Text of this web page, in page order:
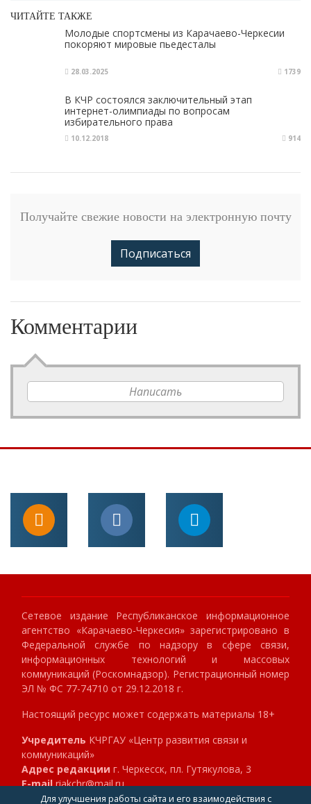
ЧИТАЙТЕ ТАКЖЕ
Молодые спортсмены из Карачаево-Черкесии
покоряют мировые пьедесталы
28.03.2025 1739
В КЧР состоялся заключительный этап
интернет-олимпиады по вопросам
избирательного права
10.12.2018 914
Получайте свежие новости на электронную почту
Подписаться
Комментарии
Написать
Сетевое издание Республиканское информационное
агентство «Карачаево-Черкесия» зарегистрировано в
Федеральной службе по надзору в сфере связи,
информационных технологий и массовых
коммуникаций (Роскомнадзор). Регистрационный номер
ЭЛ № ФС 77-74710 от 29.12.2018 г.
Настоящий ресурс может содержать материалы 18+
Учредитель КЧРГАУ «Центр развития связи и
коммуникаций»
Адрес редакции г. Черкесск, пл. Гутякулова, 3
E-mailriakchr@mail.ru
Телефон8 (8782) 23-89-40
Для улучшения работы сайта и его взаимодействия с